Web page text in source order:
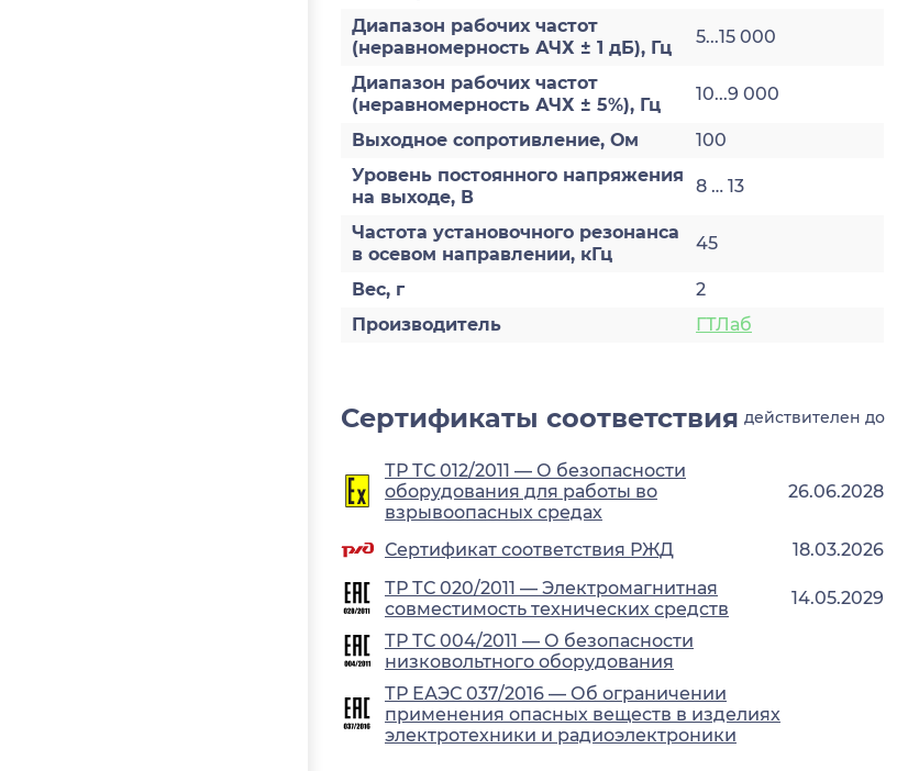
Диапазон рабочих частот
(неравномерность АЧХ ± 1 дБ), Гц
5...15 000
Диапазон рабочих частот
(неравномерность АЧХ ± 5%), Гц
10...9 000
Выходное сопротивление, Ом
100
Уровень постоянного напряжения
на выходе, В
8 … 13
Частота установочного резонанса
в осевом направлении, кГц
45
Вес, г
2
Производитель
ГТЛаб
Сертификаты соответствия действителен до
ТР ТС 012/2011 — О безопасности
оборудования для работы во
взрывоопасных средах
26.06.2028
Сертификат соответствия РЖД
18.03.2026
ТР ТС 020/2011 — Электромагнитная
совместимость технических средств
14.05.2029
ТР ТС 004/2011 — О безопасности
низковольтного оборудования
ТР ЕАЭС 037/2016 — Об ограничении
применения опасных веществ в изделиях
электротехники и радиоэлектроники